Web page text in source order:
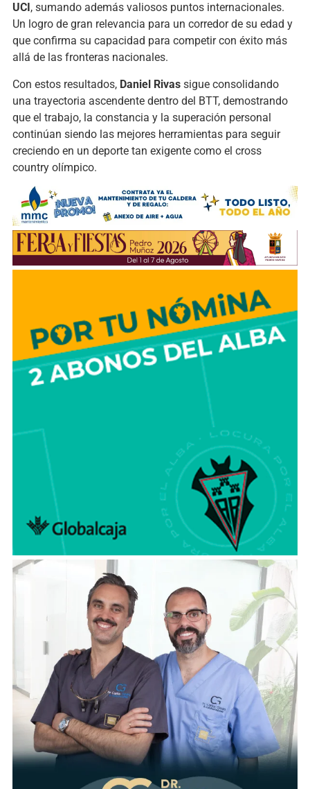
UCI , sumando además valiosos puntos internacionales.
Un logro de gran relevancia para un corredor de su edad y
que confirma su capacidad para competir con éxito más
allá de las fronteras nacionales.
Con estos resultados, Daniel Rivassigue consolidando
una trayectoria ascendente dentro del BTT, demostrando
que el trabajo, la constancia y la superación personal
continúan siendo las mejores herramientas para seguir
creciendo en un deporte tan exigente como el cross
country olímpico.